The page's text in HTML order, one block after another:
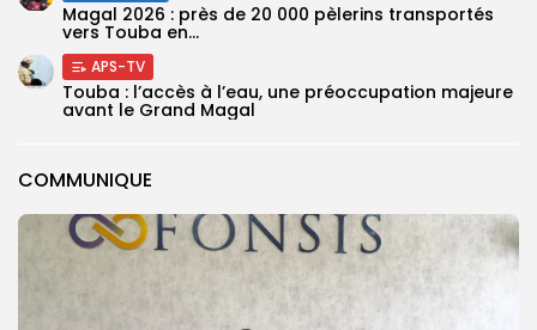
COMMUNIQUE
Magal 2026 : près de 20 000 pèlerins transportés
vers Touba en...
APS-TV
Touba : l’accès à l’eau, une préoccupation majeure
avant le Grand Magal